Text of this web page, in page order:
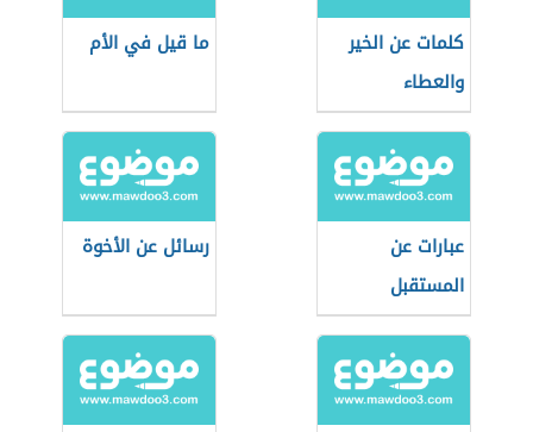
كلمات عن الخير
والعطاء
ما قيل في الأم
عبارات عن
المستقبل
المجهول
رسائل عن الأخوة